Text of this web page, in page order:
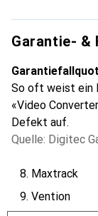
Garantie- &
So oft weist ein
«Video
Defekt auf.
Quelle: Digitec
8. Maxtrack
9. Vention